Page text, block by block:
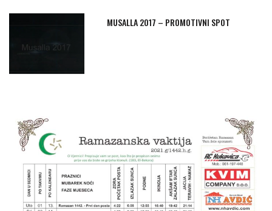
MUSALLA 2017 – PROMOTIVNI SPOT